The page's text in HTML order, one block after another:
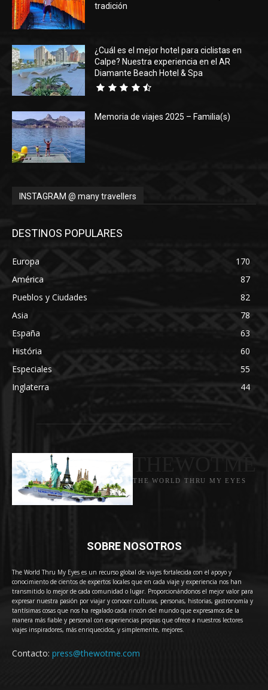
tradición
¿Cuál es el mejor hotel para ciclistas en
Calpe? Nuestra experiencia en el AR
Diamante Beach Hotel & Spa
Memoria de viajes 2025 – Familia(s)
INSTAGRAM @ many travellers
DESTINOS POPULARES
Europa
170
América
87
Pueblos y Ciudades
82
Asia
78
España
63
História
60
Especiales
55
Inglaterra
44
THE WORLD THRU MY EYES
SOBRE NOSOTROS
The World Thru My Eyes es un recurso global de viajes fortalecida con el apoyo y
conocimiento de cientos de expertos locales que en cada viaje y experiencia nos han
transmitido lo mejor de cada comunidad o lugar. Proporcionándonos el mejor valor para
expresar nuestra pasión por viajar y conocer culturas, personas, historias, gastronomía y
tantísimas cosas que nos ha regalado cada rincón del mundo que expresamos de la
manera más fiable y personal con experiencias propias que ofrece a nuestros lectores
viajes inspiradores, más enriquecidos, y simplemente, mejores.
Contacto: press@thewotme.com